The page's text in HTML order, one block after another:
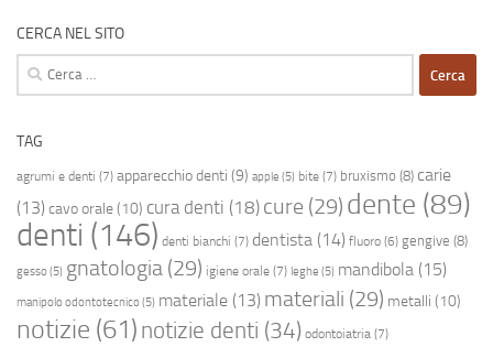
CERCA NEL SITO
Ricerca
per:
TAG
agrumi e denti (7) apparecchio denti (9) apple (5) bite (7) bruxismo (8) carie
(13) cavo orale(10) cura denti (18) cure (29) dente (89)
denti (146) denti bianchi (7) dentista (14) fluoro (6) gengive (8)
gesso(5) gnatologia (29) igiene orale (7) leghe (5) mandibola (15)
manipolo odontotecnico(5) materiale (13) materiali (29) metalli (10)
notizie (61) notizie denti (34) odontoiatria (7)